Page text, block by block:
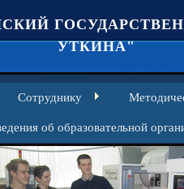
УТКИНА"
Сотруднику
об образовательной